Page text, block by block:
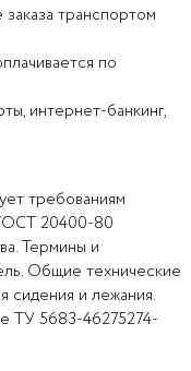
транспортом
по
интернет-банкинг,
требованиям
20400-80
Термины и
Общие технические
сидения и лежания.
ТУ 5683-46275274-